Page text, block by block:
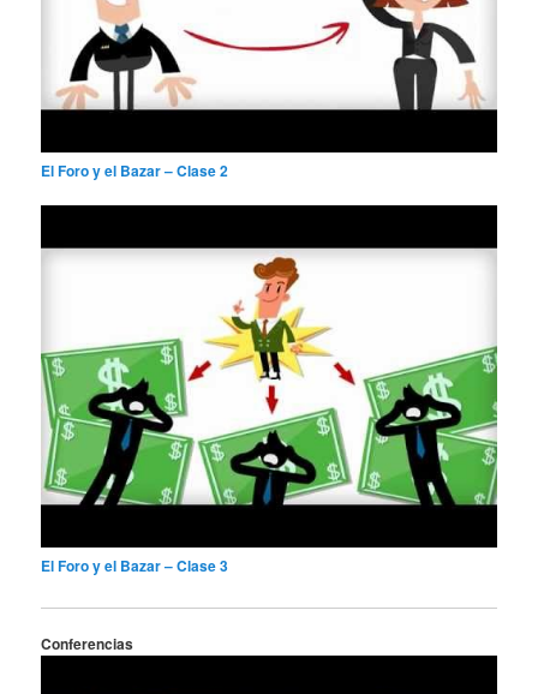
El Foro y el Bazar – Clase 2
El Foro y el Bazar – Clase 3
Conferencias